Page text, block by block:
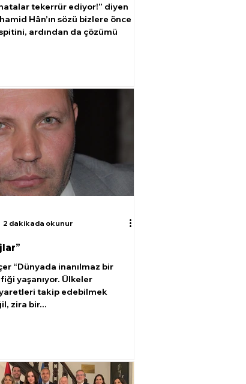
tekerrür ediyor!” diyen
Hân’ın sözü bizlere önce
ardından da çözümü
“Dünyada inanılmaz bir
yaşanıyor. Ülkeler
takip edebilmek
zira bir...
2 dakikada okunur